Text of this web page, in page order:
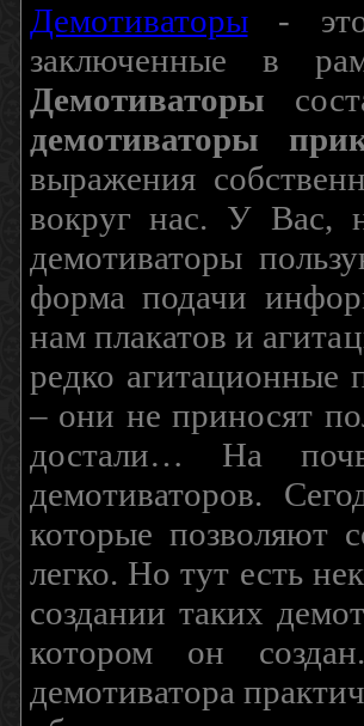
Демотиваторы- это
заключенные в
Демотиваторы
демотиваторы
выражения
вокруг нас. У Вас,
демотиваторы
форма подачи
нам плакатов и
редко агитационные
– они не приносят
достали… На
демотиваторов.
которые позволяют
легко. Но тут есть
создании таких
котором он
демотиватора